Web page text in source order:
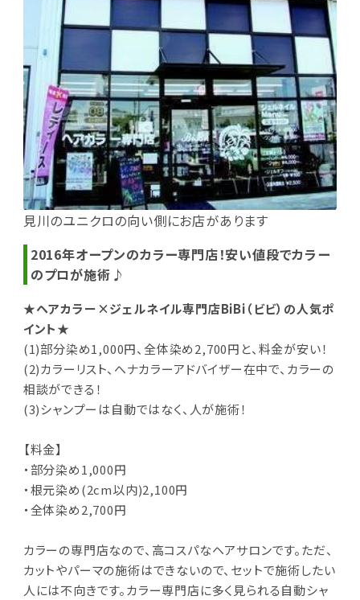
見川のユニクロの向い側にお店があります
2016年オープンのカラー専門店！安い値段でカラー
のプロが施術♪
★ヘアカラー×ジェルネイル専門店BiBi（ビビ）の人気ポ
イント★
(1)部分染め1,000円、全体染め2,700円と、料金が安い！
(2)カラーリスト、へナカラーアドバイザー在中で、カラーの
相談ができる！
(3)シャンプーは自動ではなく、人が施術！
【料金】
・部分染め1,000円
・根元染め(2cm以内)2,100円
・全体染め2,700円
カラーの専門店なので、高コスパなヘアサロンです。ただ、
カットやパーマの施術はできないので、セットで施術したい
人には不向きです。カラー専門店に多く見られる自動シャ